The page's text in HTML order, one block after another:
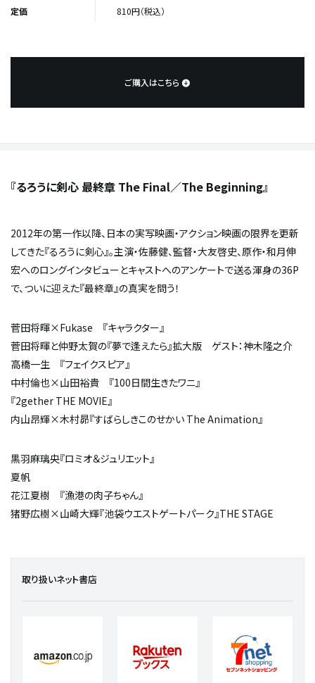
定価
810円（税込）
ご購入はこちら
『るろうに剣心 最終章 The Final／The Beginning』
2012年の第一作以降、日本の実写映画・アクション映画の限界を更新
してきた『るろうに剣心』。主演・佐藤健、監督・大友啓史、原作・和月伸
宏へのロングインタビューとキャストへのアンケートで送る渾身の36P
で、ついに迎えた『最終章』の真実を問う！
菅田将暉×Fukase 『キャラクター』
菅田将暉と仲野太賀の『夢で逢えたら』拡大版 ゲスト：神木隆之介
高橋一生 『フェイクスピア』
中村倫也×山田裕貴 『100日間生きたワニ』
『2gether THE MOVIE』
内山昂輝×木村昴『すばらしきこのせかい The Animation』
黒羽麻璃央『ロミオ＆ジュリエット』
夏帆
花江夏樹 『漁港の肉子ちゃん』
猪野広樹×山崎大輝『池袋ウエストゲートパーク』THE STAGE
取り扱いネット書店